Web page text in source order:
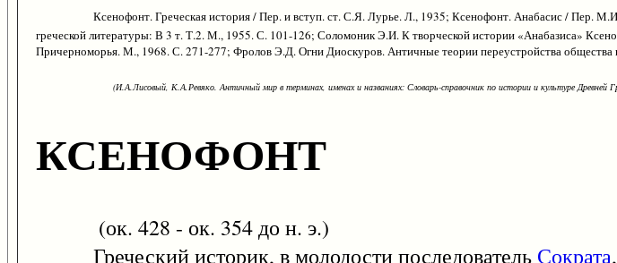
Ксенофонт. Греческая история / Пер. и вступ. ст. С.Я. Лурье. Л., 1935; Ксенофонт. Анабасис /
греческой литературы: В 3 т. Т.2. М., 1955. С. 101-126; Соломоник Э.И. К творческой истории «Анабазиса»
Причерноморья. М., 1968. С. 271-277; Фролов Э.Д. Огни Диоскуров. Античные теории переустройства общества
(И.А.Лисовый, К.А.Ревяко. Античный мир в терминах, именах и названиях: Словарь-справочник по истории и культуре
КСЕНОФОНТ
(ок. 428 - ок. 354 до н. э.)
Греческий историк, в молодости последователь Сократа